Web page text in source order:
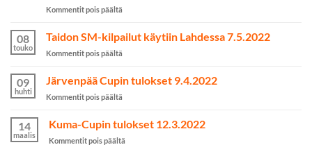
kamppailulajeissa
Kommentit pois päältä
Australian
MM2023-
valittu
08
touko
Taidon SM-kilpailut käytiin Lahdessa 7.5.2022
Kommentit pois päältä
SM-
kilpailut
7.5.2022
09
huhti
Järvenpää Cupin tulokset 9.4.2022
Kommentit pois päältä
Cupin
tulokset
9.4.2022
14
maalis
Kuma-Cupin tulokset 12.3.2022
Kommentit pois päältä